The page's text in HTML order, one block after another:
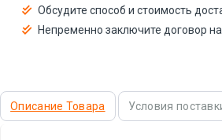
Обсудите способ и стоимость
Непременно заключите договор
Описание Товара Условия